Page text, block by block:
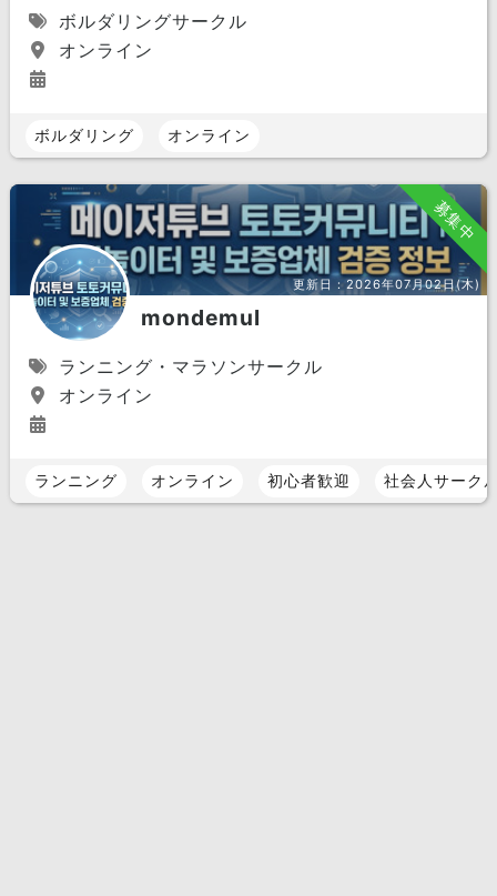
ボルダリングサークル
オンライン
ボルダリング オンライン
募集中
更新日： 2026年07月02日(木)
mondemul
ランニング・マラソンサークル
オンライン
ランニング オンライン 初心者歓迎 社会人サーク